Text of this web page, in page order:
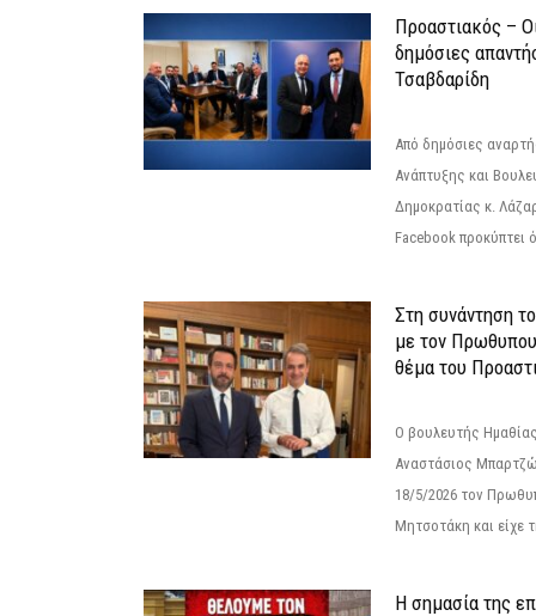
Προαστιακός –
δημόσιες
Τσαβδαρίδη
Από δημόσιες
Ανάπτυξης και
Δημοκρατίας κ.
Facebook προκύπτει
Στη συνάντηση
με τον
θέμα του
Ο βουλευτής
Αναστάσιος
18/5/2026 τον
Μητσοτάκη και είχε
Η σημασία της